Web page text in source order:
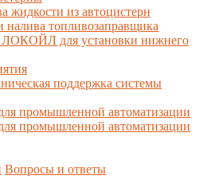
жидкости из автоцистерн
налива топливозаправщика
ЛОКОЙЛ для установки нижнего
поддержка системы
промышленной автоматизации
промышленной автоматизации
Вопросы и ответы